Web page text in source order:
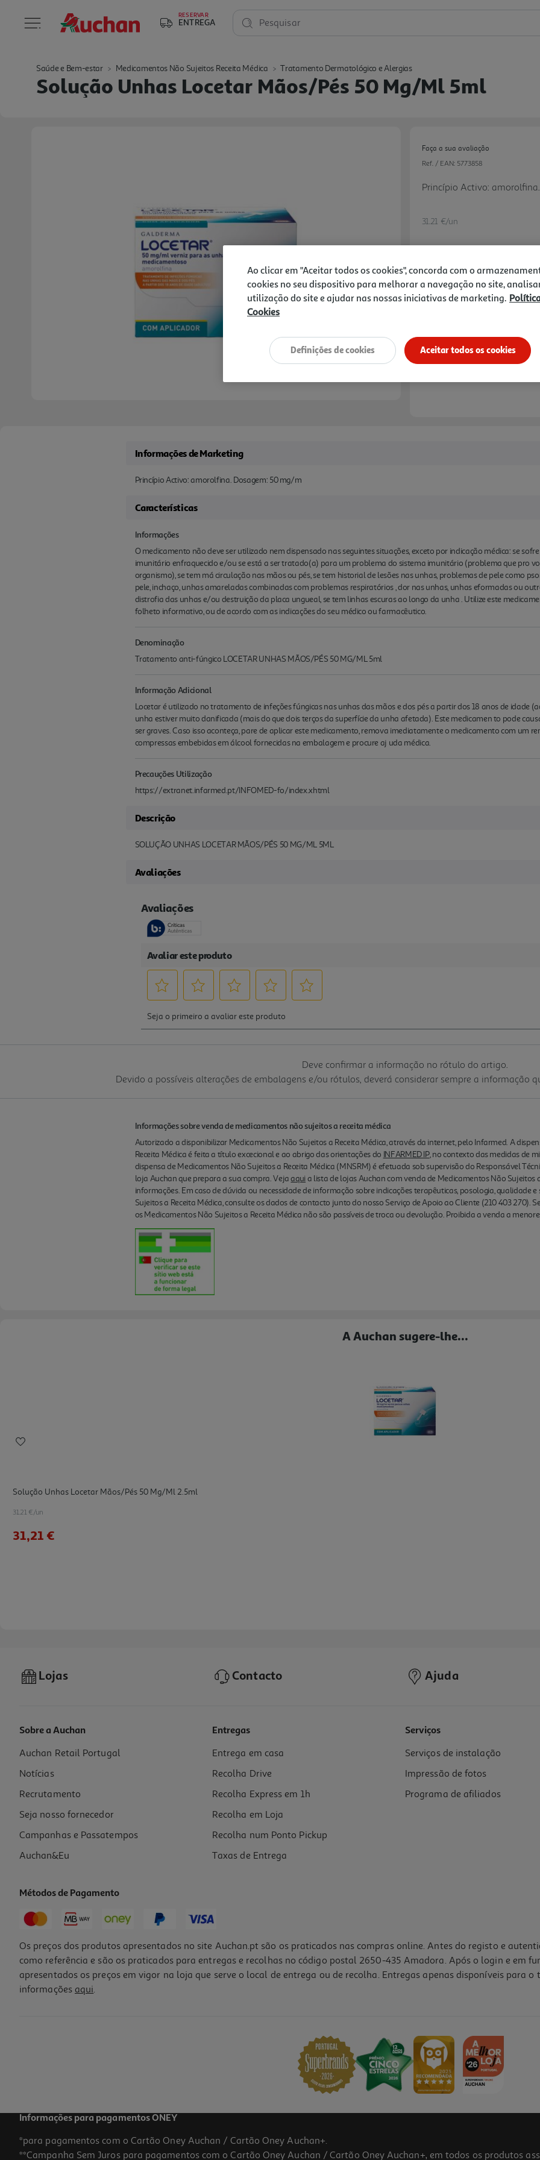
RESERVAR
ENTREGA Pesquisar
Saúde e Bem-estar Medicamentos Não Sujeitos Receita Médica Tratamento Dermatológico e Alergias
Solução Unhas Locetar Mãos/pés 50 Mg/ml 5ml
Faça a sua avaliação
Ref. / EAN: 5773858
Princípio Activo:
31.21 €/un
31,21 €
Notas de preparação
Informações de Marketing
Princípio Activo: amorolfina. Dosagem: 50 mg/m
Características
Informações
O medicamento não deve ser utilizado nem dispensado nas seguintes situações, exceto por indicação médica: se
imunitário enfraquecido e/ou se está a ser tratado(a) para um problema do sistema imunitário (problema que pro
organismo), se tem má circulação nas mãos ou pés, se tem historial de lesões nas unhas, problemas de pele como
pele, inchaço, unhas amareladas combinadas com problemas respiratórios , dor nas unhas, unhas eformadas ou
distrofia das unhas e/ou destruição da placa ungueal, se tem linhas escuras ao longo da unha . Utilize este
folheto informativo, ou de acordo com as indicações do seu médico ou farmacêutico.
Denominação
Tratamento anti-fúngico LOCETAR UNHAS MÃOS/PÉS 50 MG/ML 5ml
Informação Adicional
Locetar é utilizado no tratamento de infeções fúngicas nas unhas das mãos e dos pés a partir dos 18 anos de idade
unha estiver muito danificada (mais do que dois terços da superfície da unha afetada). Este medicamen to pode
ser graves. Caso isso aconteça, pare de aplicar este medicamento, remova imediatamente o medicamento com um
compressas embebidas em álcool fornecidas na embalagem e procure aj uda médica.
Precauções Utilização
https://extranet.infarmed.pt/INFOMED-fo/index.xhtml
Descrição
SOLUÇÃO UNHAS LOCETAR MÃOS/PÉS 50 MG/ML 5ML
Avaliações
Deve confirmar a informação no rótulo do artigo.
Devido a possíveis alterações de embalagens e/ou rótulos, deverá considerar sempre a informação
Informações sobre venda de medicamentos não sujeitos a receita médica
Autorizado a disponibilizar Medicamentos Não Sujeitos a Receita Médica, através da internet, pelo Infarmed. A
Receita Médica é feita a título excecional e ao abrigo das orientações do INFARMED IP, no contexto das medidas de
dispensa de Medicamentos Não Sujeitos a Receita Médica (MNSRM) é efetuada sob supervisão do Responsável
loja Auchan que prepara a sua compra. Vejaaquia lista de lojas Auchan com venda de Medicamentos Não Sujeitos
informações. Em caso de dúvida ou necessidade de informação sobre indicações terapêuticas, posologia, qualidade
Sujeitos a Receita Médica, consulte os dados de contacto junto do nosso Serviço de Apoio ao Cliente (210 403 270).
os Medicamentos Não Sujeitos a Receita Médica não são passíveis de troca ou devolução. Proibida a venda a
A Auchan sugere-lhe...
Solução Unhas Locetar Mãos/pés 50 Mg/ml 2.5ml
31.21 €/un
31,21 €
Creme Canesten Unidia 10 Mg/g 15g
556 €/Kg
8,34 €
Lojas Contacto Ajuda
Sobre a Auchan
Auchan Retail Portugal
Notícias
Recrutamento
Seja nosso fornecedor
Campanhas e Passatempos
Auchan&Eu
Entregas
Entrega em casa
Recolha Drive
Recolha Express em 1h
Recolha em Loja
Recolha num Ponto Pickup
Taxas de Entrega
Serviços
Serviços de instalação
Impressão de fotos
Programa de afiliados
Métodos de Pagamento
Os preços dos produtos apresentados no site Auchan.pt são os praticados nas compras online. Antes do registo e
como referência e são os praticados para entregas e recolhas no código postal 2650-435 Amadora. Após o login e em
apresentados os preços em vigor na loja que serve o local de entrega ou de recolha. Entregas apenas disponíveis para
informações aqui.
Informações para pagamentos ONEY
*para pagamentos com o Cartão Oney Auchan / Cartão Oney Auchan+.
**Campanha Sem Juros para pagamentos com o Cartão Oney Auchan / Cartão Oney Auchan+, em todos os produtos
Ao clicar em "Aceitar todos os cookies", concorda com o
cookies no seu dispositivo para melhorar a navegação no site,
utilização do site e ajudar nas nossas iniciativas de marketing.
Cookies
Aceitar todos os cookies
Definições de cookies